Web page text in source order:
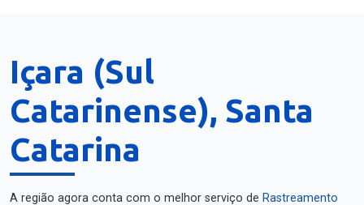
Içara (Sul
Catarinense), Santa
Catarina
A região agora conta com o melhor serviço de Rastreamento